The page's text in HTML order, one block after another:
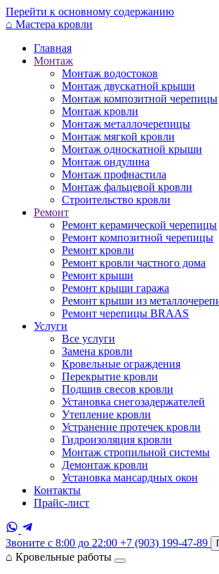
Перейти к основному содержанию
⌂ Мастера кровли
Главная
Монтаж
Монтаж водостоков
Монтаж двускатной крыши
Монтаж композитной черепицы
Монтаж кровли
Монтаж металлочерепицы
Монтаж мягкой кровли
Монтаж односкатной крыши
Монтаж ондулина
Монтаж профнастила
Монтаж фальцевой кровли
Строительство кровли
Ремонт
Ремонт керамической черепицы
Ремонт композитной черепицы
Ремонт кровли
Ремонт кровли частного дома
Ремонт крыши
Ремонт крыши гаража
Ремонт крыши из
Ремонт черепицы BRAAS
Услуги
Все услуги
Замена кровли
Кровельные ограждения
Перекрытие кровли
Подшив свесов кровли
Установка снегозадержателей
Утепление кровли
Устранение протечек кровли
Гидроизоляция кровли
Монтаж стропильной системы
Демонтаж кровли
Установка мансардных окон
Контакты
Прайс-лист
Звоните с 8:00 до 22:00 +7 (903) 199-47-89
⌂ Кровельные работы